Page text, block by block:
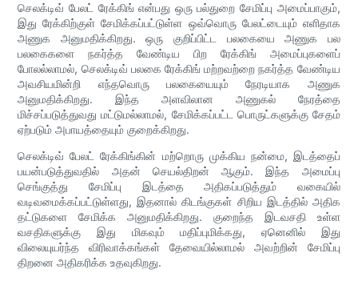
செலக்டிவ் பேலட் ரேக்கிங் என்பது ஒரு பல்துறை சேமிப்பு அமைப்பாகும்,
இது ரேக்கிற்குள் சேமிக்கப்பட்டுள்ள ஒவ்வொரு பேலட்டையும் எளிதாக
அணுக அனுமதிக்கிறது. ஒரு குறிப்பிட்ட பலகையை அணுக பல
பலகைகளை நகர்த்த வேண்டிய பிற ரேக்கிங் அமைப்புகளைப்
போலல்லாமல், செலக்டிவ் பலகை ரேக்கிங் மற்றவற்றை நகர்த்த வேண்டிய
அவசியமின்றி எந்தவொரு பலகையையும் நேரடியாக அணுக
அனுமதிக்கிறது. இந்த அளவிலான அணுகல் நேரத்தை
மிச்சப்படுத்துவது மட்டுமல்லாமல், சேமிக்கப்பட்ட பொருட்களுக்கு சேதம்
ஏற்படும் அபாயத்தையும் குறைக்கிறது.
செலக்டிவ் பேலட் ரேக்கிங்கின் மற்றொரு முக்கிய நன்மை, இடத்தைப்
பயன்படுத்துவதில் அதன் செயல்திறன் ஆகும். இந்த அமைப்பு
செங்குத்து சேமிப்பு இடத்தை அதிகப்படுத்தும் வகையில்
வடிவமைக்கப்பட்டுள்ளது, இதனால் கிடங்குகள் சிறிய இடத்தில் அதிக
தட்டுகளை சேமிக்க அனுமதிக்கிறது. குறைந்த இடவசதி உள்ள
வசதிகளுக்கு இது மிகவும் மதிப்புமிக்கது, ஏனெனில் இது
விலையுயர்ந்த விரிவாக்கங்கள் தேவையில்லாமல் அவற்றின் சேமிப்பு
திறனை அதிகரிக்க உதவுகிறது.